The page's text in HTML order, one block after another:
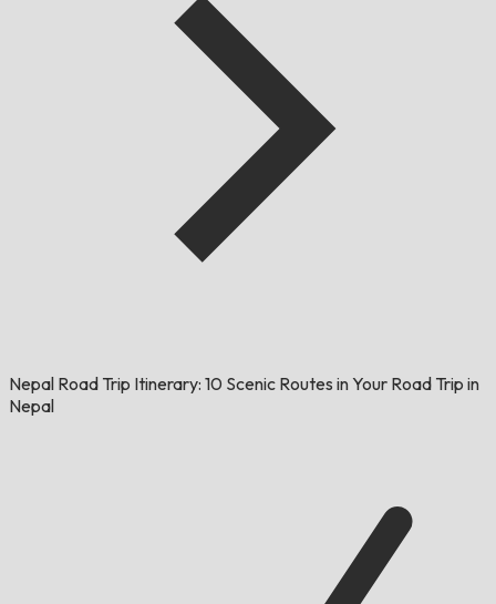
Nepal Road Trip Itinerary: 10 Scenic Routes in Your Road Trip in
Nepal